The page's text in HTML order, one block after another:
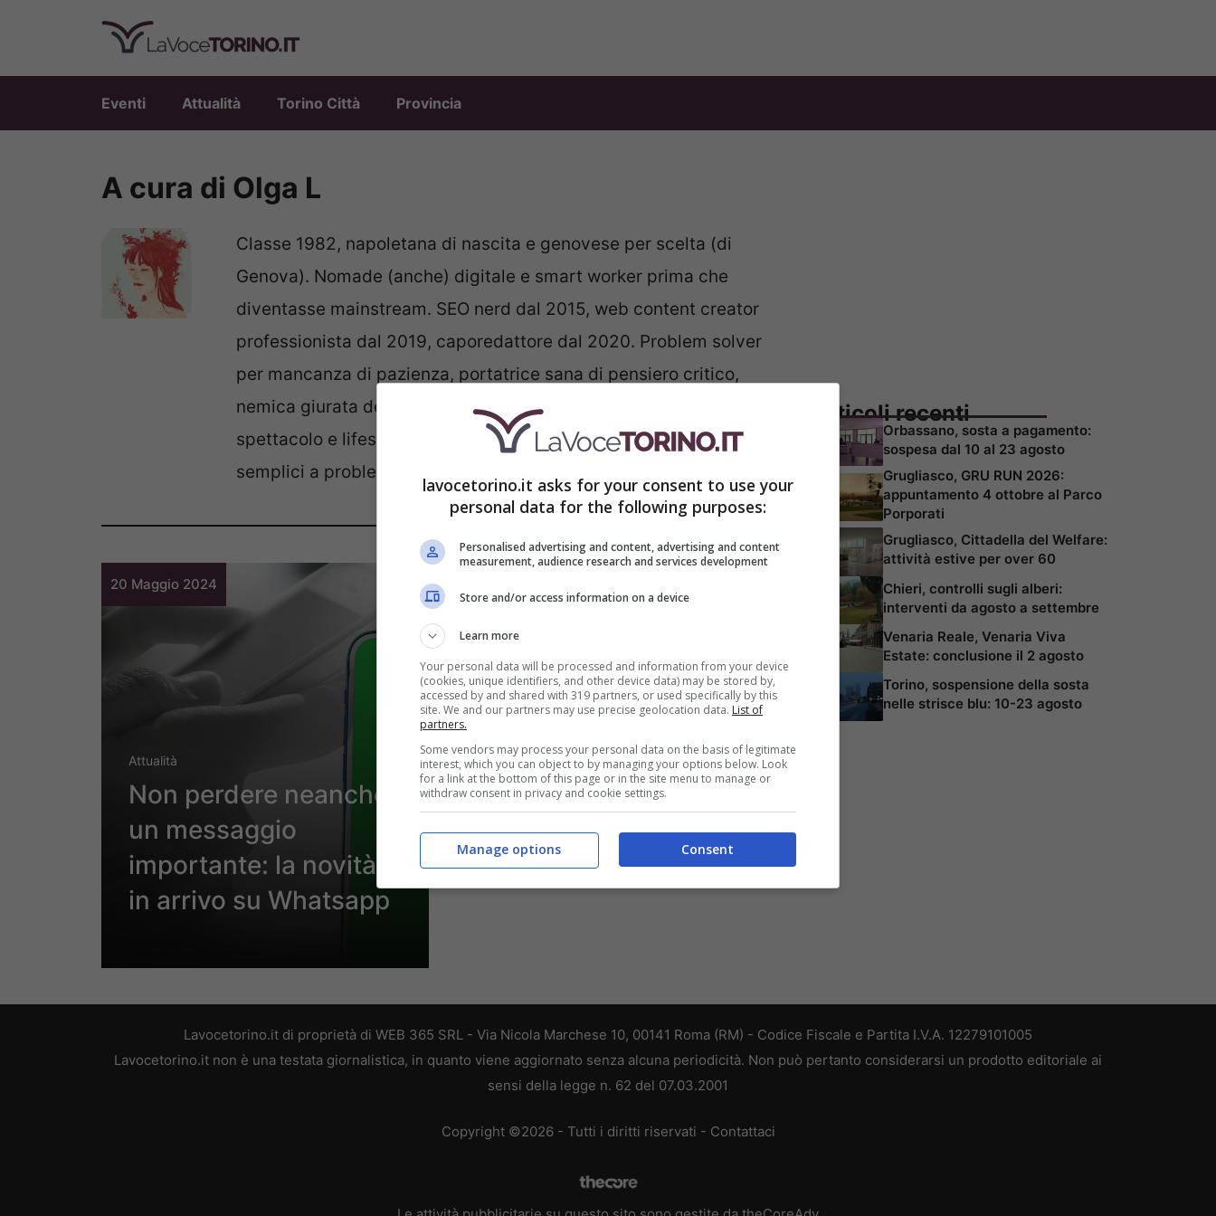
contenuto
Eventi Attualità Torino Città Provincia
A cura di Olga L
Classe 1982, napoletana di nascita e genovese per scelta (di
Genova). Nomade (anche) digitale e smart worker prima che
diventasse mainstream. SEO nerd dal 2015, web content creator
professionista dal 2019, caporedattore dal 2020. Problem solver
per mancanza di pazienza, portatrice sana di pensiero critico,
nemica giurata del “si è sempre fatto così”. Scrive di attualità,
spettacolo e lifestyle, è appassionata di grafica e trova soluzioni
semplici a problemi complessi.
20 Maggio 2024
Attualità
Non perdere neanche
un messaggio
importante: la novità
in arrivo su Whatsapp
Articoli recenti
Orbassano, sosta a pagamento:
sospesa dal 10 al 23 agosto
Grugliasco, GRU RUN 2026:
appuntamento 4 ottobre al Parco
Porporati
Grugliasco, Cittadella del Welfare:
attività estive per over 60
Chieri, controlli sugli alberi:
interventi da agosto a settembre
Venaria Reale, Venaria Viva
Estate: conclusione il 2 agosto
Torino, sospensione della sosta
nelle strisce blu: 10-23 agosto
Lavocetorino.it di proprietà di WEB 365 SRL - Via Nicola Marchese 10, 00141 Roma (RM) - Codice Fiscale e Partita I.V.A. 12279101005
Lavocetorino.it non è una testata giornalistica, in quanto viene aggiornato senza alcuna periodicità. Non può pertanto considerarsi un prodotto editoriale ai
sensi della legge n. 62 del 07.03.2001
Copyright ©2026 - Tutti i diritti riservati - Contattaci
lavocetorino.it asks for your consent to use your
personal data for the following purposes:
Personalised advertising and content, advertising and content
measurement, audience research and services development
Store and/or access information on a device
Learn more
Your personal data will be processed and information from your device
(cookies, unique identifiers, and other device data) may be stored by,
accessed by and shared with 319 partners, or used specifically by this
site. We and our partners may use precise geolocation data. List of
partners.
Some vendors may process your personal data on the basis of legitimate
interest, which you can object to by managing your options below. Look
for a link at the bottom of this page or in the site menu to manage or
withdraw consent in privacy and cookie settings.
Consent
Manage options